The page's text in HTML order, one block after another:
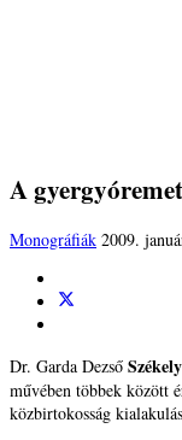
A
Monográfiák 2009.
Dr. Garda Dezső
művében többek között
közbirtokosság